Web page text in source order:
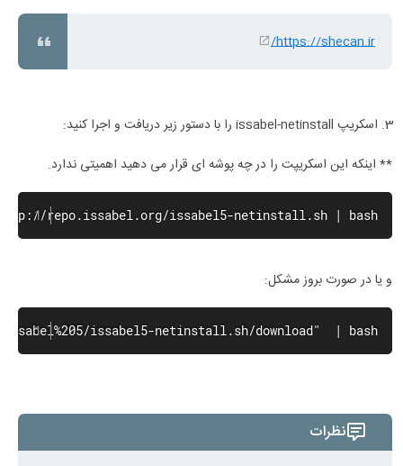
https://shecan.ir/
اسکریپ issabel-netinstall را با دستور زیر دریافت و اجرا کنید:
** اینکه این اسکریپت را در چه پوشه ای قرار می دهید اهمیتی ندارد.
repo.issabel.org/issabel5-netinstall.sh | bash
و یا در صورت بروز مشکل:
issabel5-netinstall.sh/download"  | bash
نظرات